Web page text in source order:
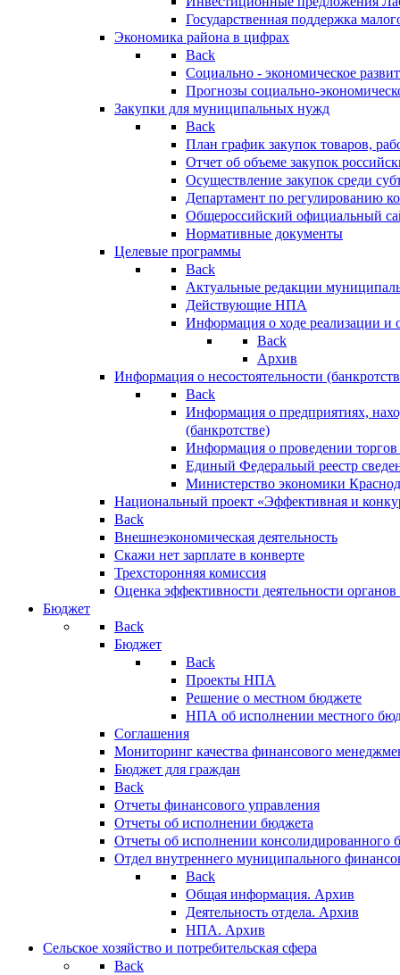
Государственная поддержка
Экономика района в цифрах
Back
Социально - экономическое
Прогнозы социально-
Закупки для муниципальных нужд
Back
План график закупок товаров,
Отчет об объеме закупок
Осуществление закупок среди
Департамент по регулированию
Общероссийский официальный
Нормативные документы
Целевые программы
Back
Актуальные редакции
Действующие НПА
Информация о ходе реализации
Back
Архив
Информация о несостоятельности
Back
Информация о предприятиях,
(банкротстве)
Информация о проведении
Единый Федеральый реестр
Министерство экономики
Национальный проект «Эффективная и
Back
Внешнеэкономическая деятельность
Скажи нет зарплате в конверте
Трехсторонняя комиссия
Оценка эффективности деятельности
Бюджет
Back
Бюджет
Back
Проекты НПА
Решение о местном бюджете
НПА об исполнении местного
Соглашения
Мониторинг качества финансового
Бюджет для граждан
Back
Отчеты финансового управления
Отчеты об исполнении бюджета
Отчеты об исполнении консолидированного
Отдел внутреннего муниципального
Back
Общая информация. Архив
Деятельность отдела. Архив
НПА. Архив
Сельское хозяйство и потребительская сфера
Back